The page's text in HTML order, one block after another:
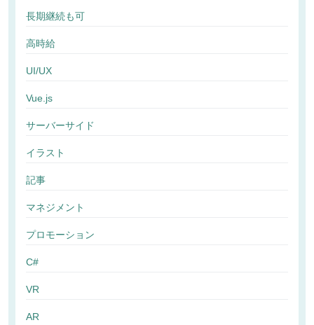
長期継続も可
高時給
UI/UX
Vue.js
サーバーサイド
イラスト
記事
マネジメント
プロモーション
C#
VR
AR